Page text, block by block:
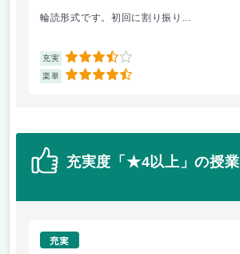
輪読形式です。初回に割り振り...
充実 3.5
楽単 4.5
充実度「★4以上」の授業
充実